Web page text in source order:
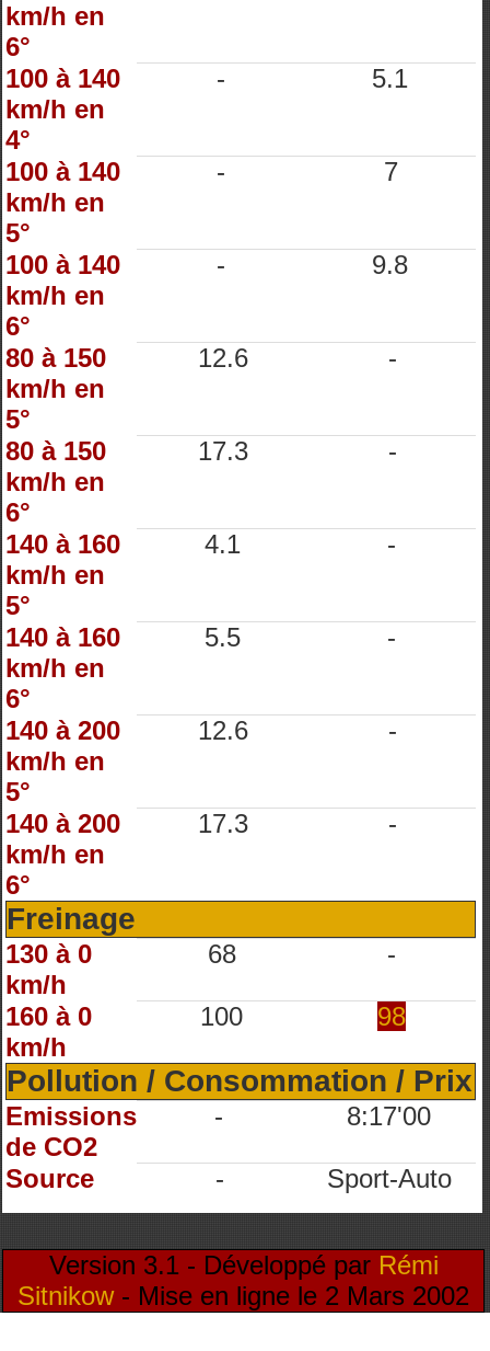
km/h en
6°
100 à 140
km/h en
4°
- 5.1
100 à 140
km/h en
5°
- 7
100 à 140
km/h en
6°
- 9.8
80 à 150
km/h en
5°
12.6 -
80 à 150
km/h en
6°
17.3 -
140 à 160
km/h en
5°
4.1 -
140 à 160
km/h en
6°
5.5 -
140 à 200
km/h en
5°
12.6 -
140 à 200
km/h en
6°
17.3 -
Freinage
130 à 0
km/h
68 -
160 à 0
km/h
100 98
Pollution / Consommation / Prix
Emissions
de CO2
- 8:17'00
Source - Sport-Auto
Version 3.1 - Développé par Rémi
Sitnikow- Mise en ligne le 2 Mars 2002